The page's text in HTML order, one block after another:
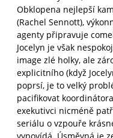
Obklopena nejlepší
(Rachel Sennott),
agenty připravuje
Jocelyn je však
image zlé holky, ale
explicitního (když
poprsí, je to velký
pacifikovat
exekutivci nicméně
seriálu o vzpouře